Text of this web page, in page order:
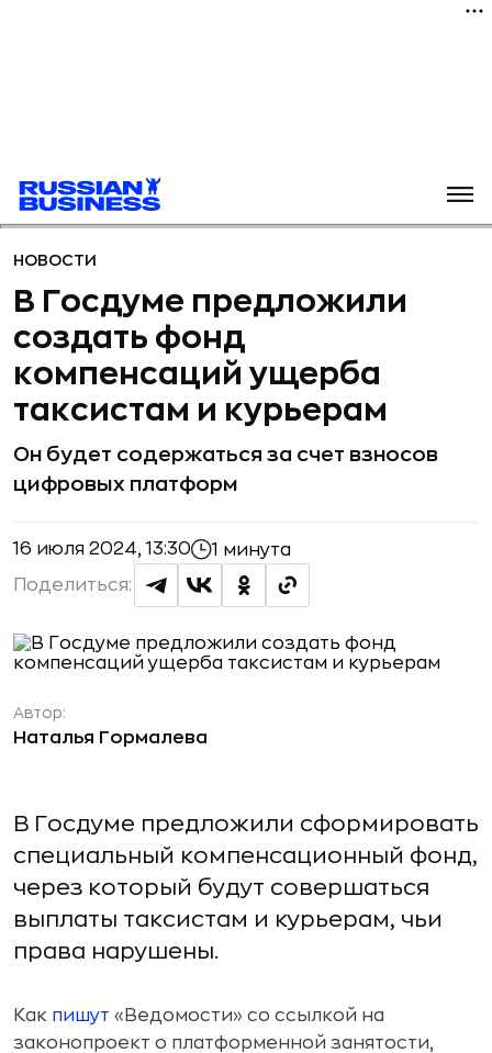
НОВОСТИ
В Госдуме предложили
создать фонд
компенсаций ущерба
таксистам и курьерам
Он будет содержаться за счет взносов
цифровых платформ
16 июля 2024, 13:30 1 минута
Поделиться:
Автор:
Наталья Гормалева
В Госдуме предложили сформировать
специальный компенсационный фонд,
через который будут совершаться
выплаты таксистам и курьерам, чьи
права нарушены.
Как пишут «Ведомости» со ссылкой на
законопроект о платформенной занятости,